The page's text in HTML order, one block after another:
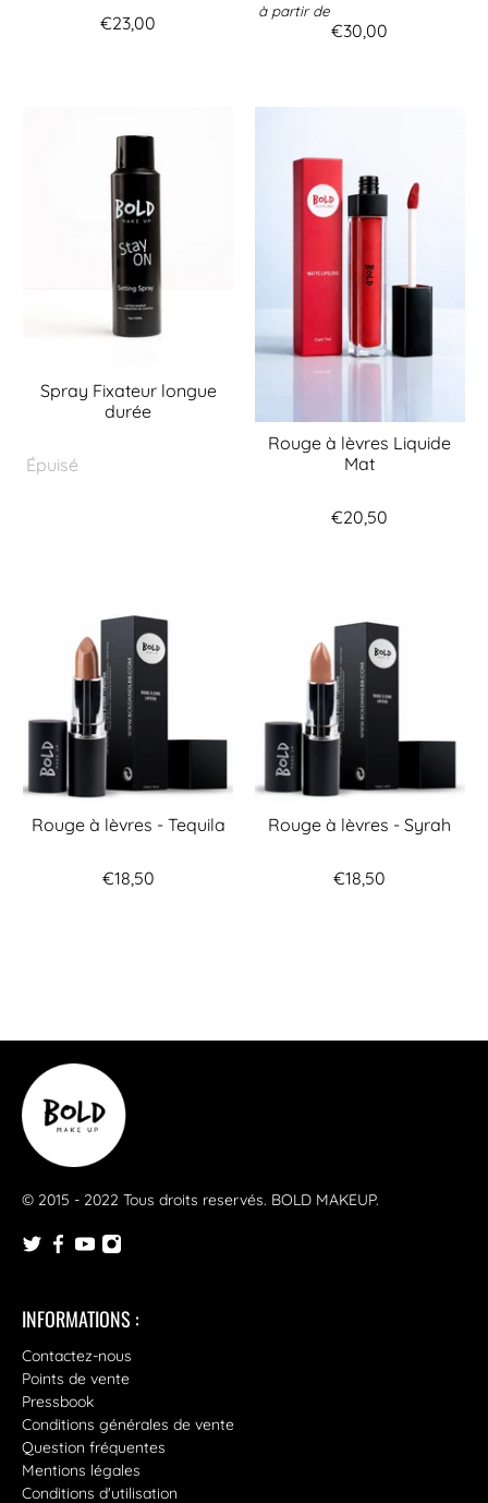
€23,00
à partir de
€30,00
Spray Fixateur longue
durée
Épuisé
Rouge à lèvres Liquide
Mat
€20,50
Rouge à lèvres - Tequila
€18,50
Rouge à lèvres - Syrah
€18,50
© 2015 - 2022 Tous droits reservés. BOLD MAKEUP.
INFORMATIONS :
Contactez-nous
Points de vente
Pressbook
Conditions générales de vente
Question fréquentes
Mentions légales
Conditions d'utilisation